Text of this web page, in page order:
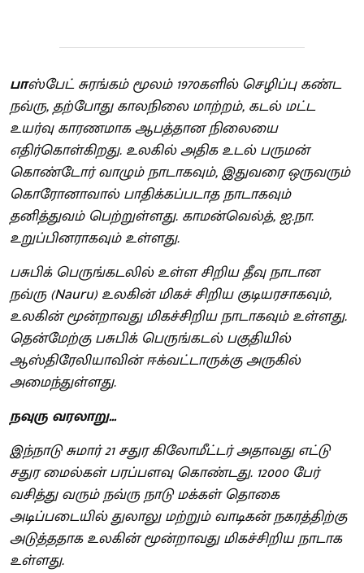
பாஸ்பேட் சுரங்கம் மூலம் 1970களில் செழிப்பு கண்ட
நவ்ரு, தற்போது காலநிலை மாற்றம், கடல் மட்ட
உயர்வு காரணமாக ஆபத்தான நிலையை
எதிர்கொள்கிறது. உலகில் அதிக உடல் பருமன்
கொண்டோர் வாழும் நாடாகவும், இதுவரை ஒருவரும்
கொரோனாவால் பாதிக்கப்படாத நாடாகவும்
தனித்துவம் பெற்றுள்ளது. காமன்வெல்த், ஐ.நா.
உறுப்பினராகவும் உள்ளது.
பசுபிக் பெருங்கடலில் உள்ள சிறிய தீவு நாடான
நவ்ரு (Nauru) உலகின் மிகச் சிறிய குடியரசாகவும்,
உலகின் மூன்றாவது மிகச்சிறிய நாடாகவும் உள்ளது.
தென்மேற்கு பசுபிக் பெருங்கடல் பகுதியில்
ஆஸ்திரேலியாவின் ஈக்வட்டாருக்கு அருகில்
அமைந்துள்ளது.
நவுரு வரலாறு...
இந்நாடு சுமார் 21 சதுர கிலோமீட்டர் அதாவது எட்டு
சதுர மைல்கள் பரப்பளவு கொண்டது. 12000 பேர்
வசித்து வரும் நவ்ரு நாடு மக்கள் தொகை
அடிப்படையில் துலாலு மற்றும் வாடிகன் நகரத்திற்கு
அடுத்ததாக உலகின் மூன்றாவது மிகச்சிறிய நாடாக
உள்ளது.